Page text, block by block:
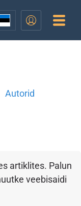
Autorid